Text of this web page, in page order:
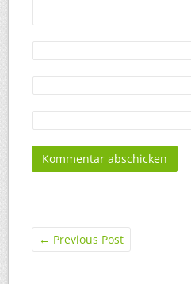
← Previous Post